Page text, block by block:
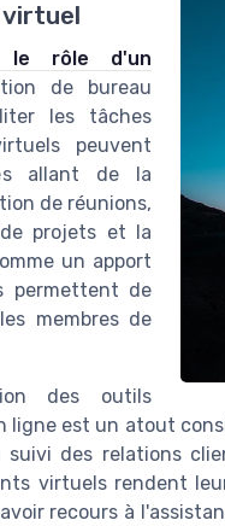
virtuel
le rôle d'un
de bureau
les tâches
peuvent
allant de la
de réunions,
projets et la
un apport
permettent de
membres de
des outils
est un atout
suivi des relations
virtuels rendent
recours à